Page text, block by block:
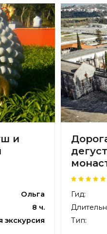
и
Ольга
8 ч.
экскурсия
Гид:
Тип: